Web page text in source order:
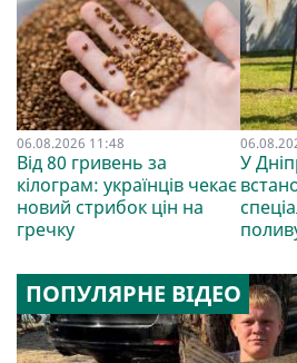
06.08.2026 11:48
Від 80 гривень за
кілограм: українців чекає
новий стрибок цін на
гречку
У
ПОПУЛЯРНЕ ВІДЕО